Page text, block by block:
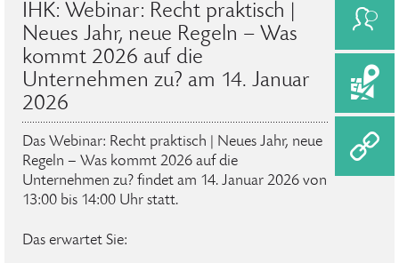
IHK: Webinar: Recht praktisch |
Neues Jahr, neue Regeln – Was
kommt 2026 auf die
Unternehmen zu? am 14. Januar
2026
Das Webinar: Recht praktisch | Neues Jahr, neue
Regeln – Was kommt 2026 auf die
Unternehmen zu? findet am 14. Januar 2026 von
13:00 bis 14:00 Uhr statt.
Das erwartet Sie: